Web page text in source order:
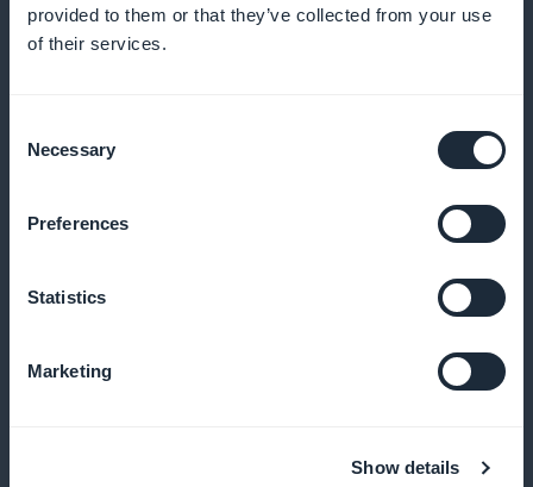
provided to them or that they’ve collected from your use
of their services.
Selection
Necessary
Preferences
Statistics
Marketing
Show details
pacientes
Cartão de associado premium
Ofereça benefícios exclusivos para seus pacientes